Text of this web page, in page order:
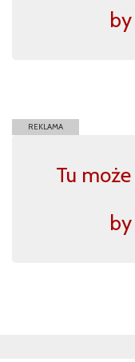
REKLAMA
Tu